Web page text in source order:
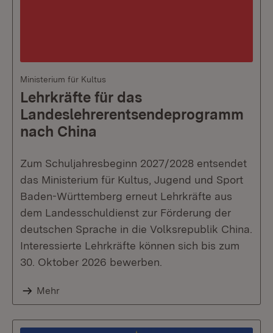
Ministerium für Kultus
Lehrkräfte für das
Landeslehrerentsendeprogramm
nach China
Zum Schuljahresbeginn 2027/2028 entsendet
das Ministerium für Kultus, Jugend und Sport
Baden-Württemberg erneut Lehrkräfte aus
dem Landesschuldienst zur Förderung der
deutschen Sprache in die Volksrepublik China.
Interessierte Lehrkräfte können sich bis zum
30. Oktober 2026 bewerben.
Mehr